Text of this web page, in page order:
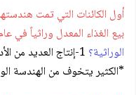
أول الكائنات التي تمت هندستها
بيع الغذاء المعدل وراثياً في عام
الوراثية؟
*الكثير يتخوف من الهندسة